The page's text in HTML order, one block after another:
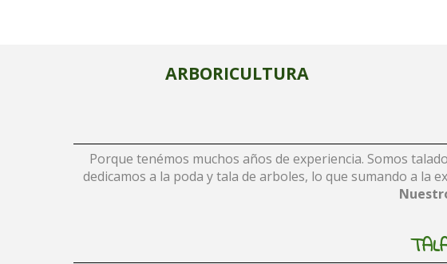
ARBORICULTURA
Porque tenémos muchos años de experiencia. Somos
dedicamos a la poda y tala de arboles, lo que sumando a la